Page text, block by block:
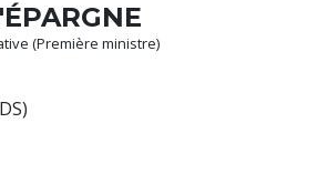
(Première ministre)